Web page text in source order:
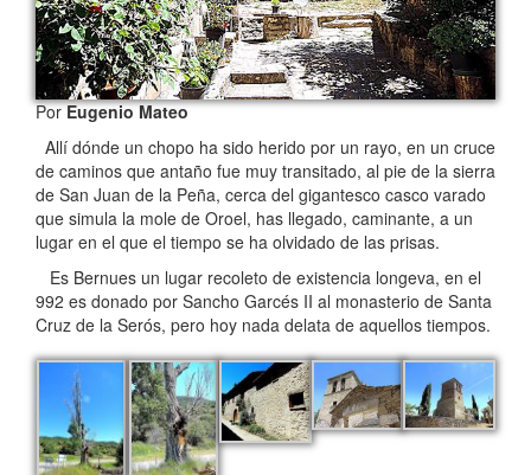
PorEugenio Mateo
Allí dónde un chopo ha sido herido por un rayo, en un cruce
de caminos que antaño fue muy transitado, al pie de la sierra
de San Juan de la Peña, cerca del gigantesco casco varado
que simula la mole de Oroel, has llegado, caminante, a un
lugar en el que el tiempo se ha olvidado de las prisas.
Es Bernues un lugar recoleto de existencia longeva, en el
992 es donado por Sancho Garcés II al monasterio de Santa
Cruz de la Serós, pero hoy nada delata de aquellos tiempos.